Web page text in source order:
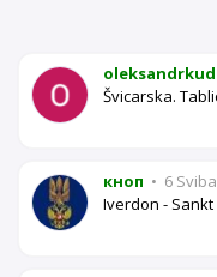
Švicarska.
кноп • 6
Iverdon -